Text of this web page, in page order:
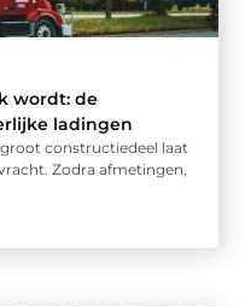
wordt: de
ladingen
constructiedeel laat
Zodra afmetingen,